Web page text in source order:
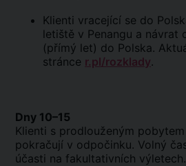
Klienti vracející se do
letiště v Penangu a návrat
(přímý let) do Polska.
stránce r.pl/rozklady.
Dny 10–15
Klienti s prodlouženým pobytem
pokračují v odpočinku. Volný
účasti na fakultativních výletech.